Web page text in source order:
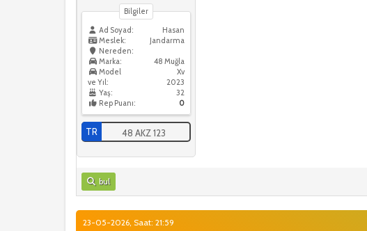
Bilgiler
Ad Soyad:
Hasan
Meslek:
Jandarma
Nereden:
48 Muğla
Marka:
Xv
Model
ve Yıl:
2023
Yaş:
32
Rep Puanı:
0
TR 48 AKZ 123
bul
23-05-2026, Saat: 21:59